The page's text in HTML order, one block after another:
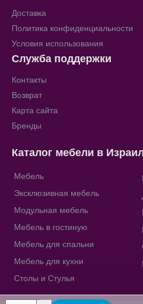
Доставка
Политика конфиденциальности
Условия использования
Служба поддержки
Контакты
Возврат
Карта сайта
Бренды
Каталог мебели в
Мебель
Эксклюзивная мебель
Модульная мебель
Мебель в гостиную
Мебель для спальни
Мебель для кухни
Столы и Стулья